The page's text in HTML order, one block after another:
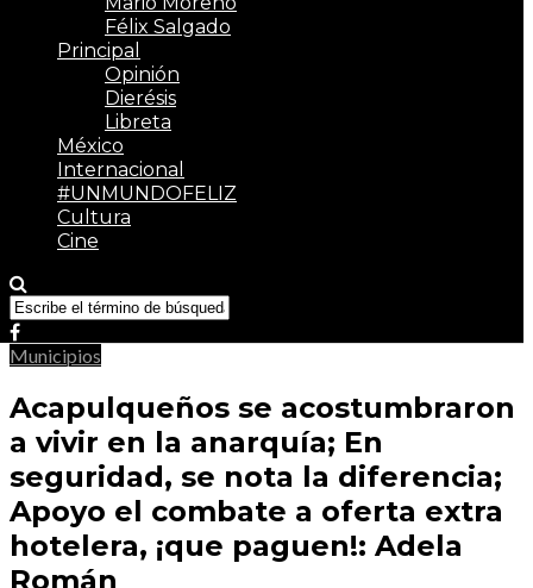
Félix Salgado
Principal
Opinión
Dierésis
Libreta
México
Internacional
#UNMUNDOFELIZ
Cultura
Cine
Municipios
Acapulqueños se acostumbraron
a vivir en la anarquía; En
seguridad, se nota la diferencia;
Apoyo el combate a oferta extra
hotelera, ¡que paguen!: Adela
Román